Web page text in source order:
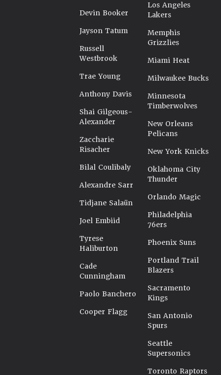
Devin Booker
Jayson Tatum
Russell
Westbrook
Trae Young
Anthony Davis
Shai Gilgeous-
Alexander
Zaccharie
Risacher
Bilal Coulibaly
Alexandre Sarr
Tidjane Salaün
Joel Embiid
Tyrese
Haliburton
Cade
Cunningham
Paolo Banchero
Cooper Flagg
Los Angeles
Lakers
Memphis
Grizzlies
Miami Heat
Milwaukee Bucks
Minnesota
Timberwolves
New Orleans
Pelicans
New York Knicks
Oklahoma City
Thunder
Orlando Magic
Philadelphia
76ers
Phoenix Suns
Portland Trail
Blazers
Sacramento
Kings
San Antonio
Spurs
Seattle
Supersonics
Toronto Raptors